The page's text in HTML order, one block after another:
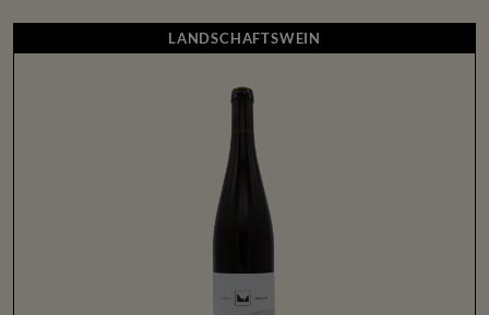
LANDSCHAFTSWEIN